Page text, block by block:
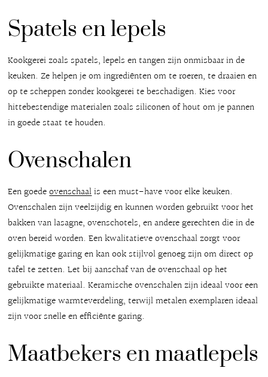
Spatels en lepels
Kookgerei zoals spatels, lepels en tangen zijn onmisbaar in de
keuken. Ze helpen je om ingrediënten om te roeren, te draaien en
op te scheppen zonder kookgerei te beschadigen. Kies voor
hittebestendige materialen zoals siliconen of hout om je pannen
in goede staat te houden.
Ovenschalen
Een goedeovenschaalis een must-have voor elke keuken.
Ovenschalen zijn veelzijdig en kunnen worden gebruikt voor het
bakken van lasagne, ovenschotels, en andere gerechten die in de
oven bereid worden. Een kwalitatieve ovenschaal zorgt voor
gelijkmatige garing en kan ook stijlvol genoeg zijn om direct op
tafel te zetten. Let bij aanschaf van de ovenschaal op het
gebruikte materiaal. Keramische ovenschalen zijn ideaal voor een
gelijkmatige warmteverdeling, terwijl metalen exemplaren ideaal
zijn voor snelle en efficiënte garing.
Maatbekers en maatlepels